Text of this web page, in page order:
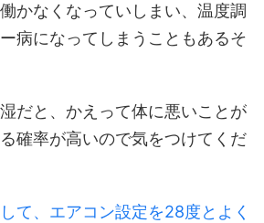
かなくなっていしまい、温度調
病になってしまうこともあるそ
だと、かえって体に悪いことが
確率が高いので気をつけてくだ
て、エアコン設定を28度とよく